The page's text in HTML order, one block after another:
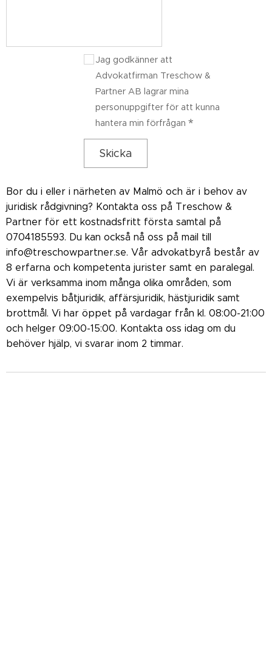
Jag godkänner att
Advokatfirman Treschow &
Partner AB lagrar mina
personuppgifter för att kunna
hantera min förfrågan
Skicka
Bor du i eller i närheten av Malmö och är i behov av
juridisk rådgivning? Kontakta oss på Treschow &
Partner för ett kostnadsfritt första samtal på
0704185593. Du kan också nå oss på mail till
info@treschowpartner.se. Vår advokatbyrå består av
8 erfarna och kompetenta jurister samt en paralegal.
Vi är verksamma inom många olika områden, som
exempelvis båtjuridik, affärsjuridik, hästjuridik samt
brottmål. Vi har öppet på vardagar från kl. 08:00-21:00
och helger 09:00-15:00. Kontakta oss idag om du
behöver hjälp, vi svarar inom 2 timmar.